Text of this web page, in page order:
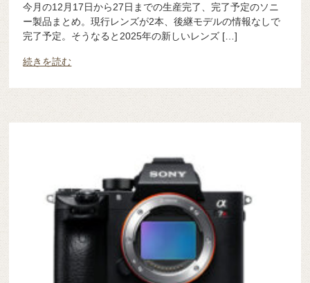
今月の12月17日から27日までの生産完了、完了予定のソニ
ー製品まとめ。現行レンズが2本、後継モデルの情報なしで
完了予定。そうなると2025年の新しいレンズ […]
続きを読む